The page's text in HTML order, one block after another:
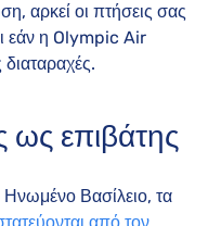
αρκεί οι πτήσεις σας
εάν η Olympic Air
διαταραχές.
ως επιβάτης
Βασίλειο, τα